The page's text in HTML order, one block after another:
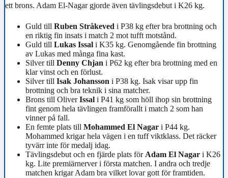
ett brons. Adam El-Nagar gjorde även tävlingsdebut i K26 kg.
Guld till Ruben Stråkeved i P38 kg efter bra brottning och
en riktig fin insats i match 2 mot tufft motstånd.
Guld till Lukas Issal i K35 kg. Genomgående fin brottning
av Lukas med många fina kast.
Silver till Denny Chjan i P62 kg efter bra brottning med en
klar vinst och en förlust.
Silver till Isak Johansson i P38 kg. Isak visar upp fin
brottning och bra teknik i sina matcher.
Brons till OliverIssal i P41 kg som höll ihop sin brottning
fint genom hela tävlingen framförallt i match 2 som han
vinner på fall.
En femte plats till Mohammed El Nagar i P44 kg.
Mohammed krigar hela vägen i en tuff viktklass. Det räcker
tyvärr inte för medalj idag.
Tävlingsdebut och en fjärde plats för Adam El Nagar i K26
kg. Lite premiärnerver i första matchen. I andra och tredje
matchen krigar Adam bra vilket lovar gott för framtiden.